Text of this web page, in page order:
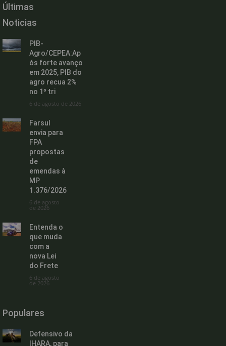
Últimas
Noticias
PIB-
Agro/CEPEA:Ap
ós forte avanço
em 2025, PIB do
agro recua 2%
no 1º tri
6 de agosto de 2026
Farsul
envia para
FPA
propostas
de
emendas à
MP
1.376/2026
6 de agosto
de 2026
Entenda o
que muda
com a
nova Lei
do Frete
6 de agosto
de 2026
Populares
Defensivo da
IHARA, para